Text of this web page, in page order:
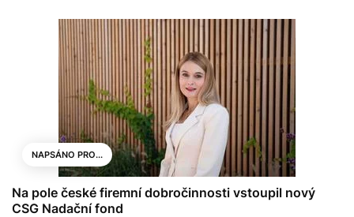
NAPSÁNO PRO...
Na pole české firemní dobročinnosti vstoupil nový
CSG Nadační fond